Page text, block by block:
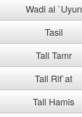
Wadi al `Uyun
Tasil
Tall Tamr
Tall Rif`at
Tall Hamis